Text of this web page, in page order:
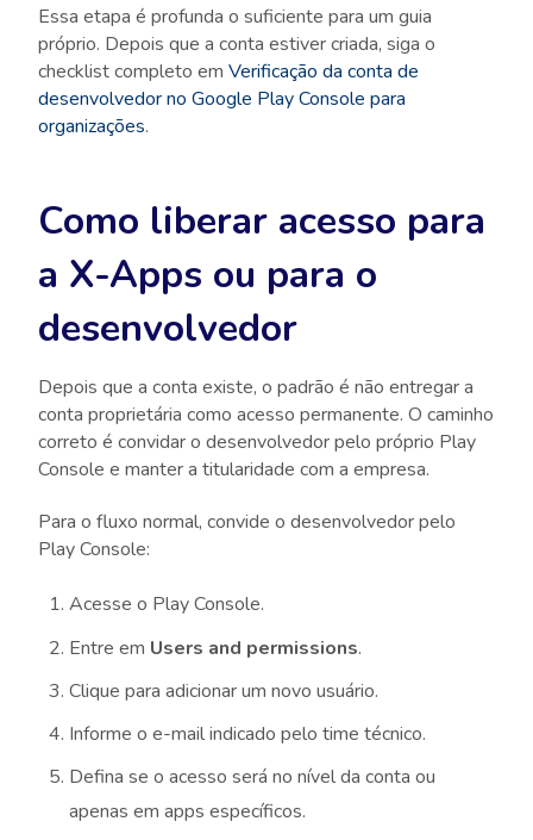
Essa etapa é profunda o suficiente para um guia
próprio. Depois que a conta estiver criada, siga o
checklist completo em Verificação da conta de
desenvolvedor no Google Play Console para
organizações.
Como liberar acesso para
a X-Apps ou para o
desenvolvedor
Depois que a conta existe, o padrão é não entregar a
conta proprietária como acesso permanente. O caminho
correto é convidar o desenvolvedor pelo próprio Play
Console e manter a titularidade com a empresa.
Para o fluxo normal, convide o desenvolvedor pelo
Play Console:
Acesse o Play Console.
Entre em Users and permissions.
Clique para adicionar um novo usuário.
Informe o e-mail indicado pelo time técnico.
Defina se o acesso será no nível da conta ou
apenas em apps específicos.